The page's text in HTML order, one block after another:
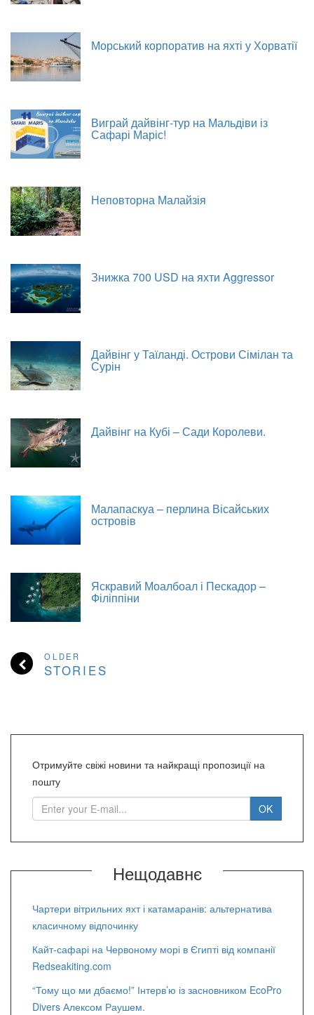
Морський корпоратив на яхті у Хорватії
Виграй дайвінг-тур на Мальдіви із
Сафарі Маріс!
Неповторна Малайзія
Знижка 700 USD на яхти Aggressor
Дайвінг у Таїланді. Острови Сімілан та
Сурін
Дайвінг на Кубі – Сади Королеви.
Малапаскуа – перлина Вісайських
островів
Яскравий Моалбоал і Пескадор –
Філіппіни
OLDER
STORIES
Отримуйте свіжі новини та найкращі пропозиції на
пошту
Нещодавнє
Чартери вітрильних яхт і катамаранів: альтернатива
класичному відпочинку
Кайт-сафарі на Червоному морі в Єгипті від компанії
Redseakiting.com
“Тому що ми дбаємо!” Інтерв’ю із засновником EcoPro
Divers Алексом Раушем.